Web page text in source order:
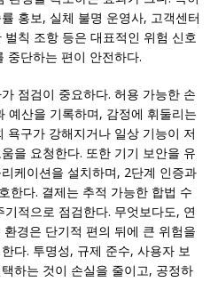
홍보, 실체 불명 운영사, 고객센터
칙 조항 등은 대표적인 위험 신호
중단하는 편이 안전하다.
점검이 중요하다. 허용 가능한 손
예산을 기록하며, 감정에 휘둘리는
욕구가 강해지거나 일상 기능이 저
을 요청한다. 또한 기기 보안을 유
케이션을 설치하며, 2단계 인증과
한다. 결제는 추적 가능한 합법 수
적으로 점검한다. 무엇보다도, 연
환경은 단기적 편의 뒤에 큰 위험을
다. 투명성, 규제 준수, 사용자 보
하는 것이 손실을 줄이고, 공정하